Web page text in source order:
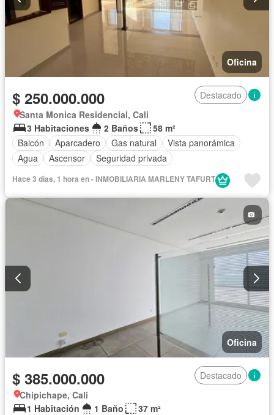
Oficina
$ 250.000.000
Destacado
Santa Monica Residencial, Cali
3 Habitaciones
2 Baños
58 m²
Balcón
Aparcadero Gas natural
Vista panorámica
Agua
Ascensor Seguridad privada
Hace 3 días, 1 hora en - INMOBILIARIA MARLENY TAFURT
Oficina
$ 385.000.000
Destacado
Chipichape, Cali
1 Habitación
1 Baño
37 m²